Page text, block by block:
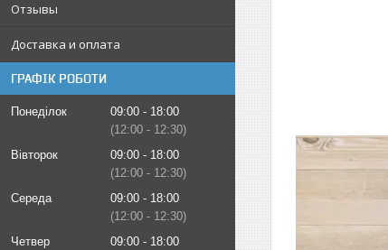
Отзывы
Доставка и оплата
ГРАФІК РОБОТИ
Понеділок 09:00
18:00
12:00
12:30
Вівторок
09:00
18:00
12:00
12:30
Середа
09:00
18:00
12:00
12:30
Четвер
09:00
18:00